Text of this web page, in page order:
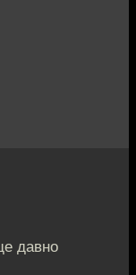
давно